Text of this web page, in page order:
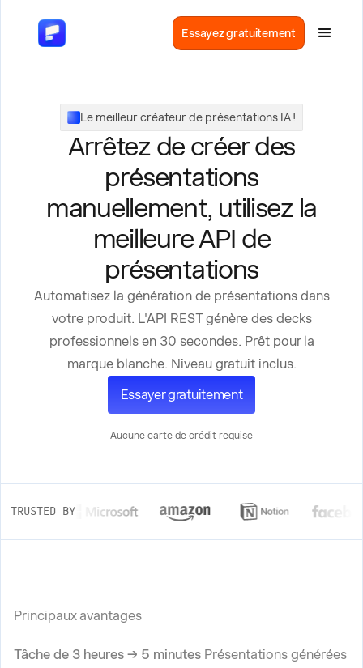
Essayez gratuitement
Le meilleur créateur de présentations IA !
Arrêtez de créer des
présentations
manuellement, utilisez la
meilleure API de
présentations
Automatisez la génération de présentations dans
votre produit. L'API REST génère des decks
professionnels en 30 secondes. Prêt pour la
marque blanche. Niveau gratuit inclus.
Essayer gratuitement
Aucune carte de crédit requise
TRUSTED BY
Principaux avantages
Tâche de 3 heures → 5 minutes Présentations générées